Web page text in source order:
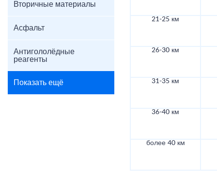
Вторичные материалы
Асфальт
Антигололёдные
реагенты
Показать ещё
21-25 км
26-30 км
31-35 км
36-40 км
более 40 км